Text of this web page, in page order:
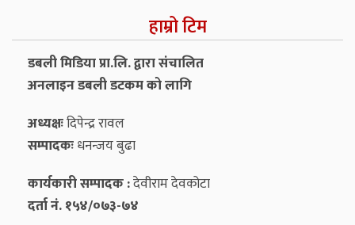
हाम्रो टिम
डबली मिडिया प्रा.लि. द्वारा संचालित
अनलाइन डबली डटकम को लागि
अध्यक्षःदिपेन्द्र रावल
सम्पादकःधनन्‍जय बुढा
कार्यकारी सम्पादक :देवीराम देवकोटा
दर्ता नं. १५४/०७३-७४